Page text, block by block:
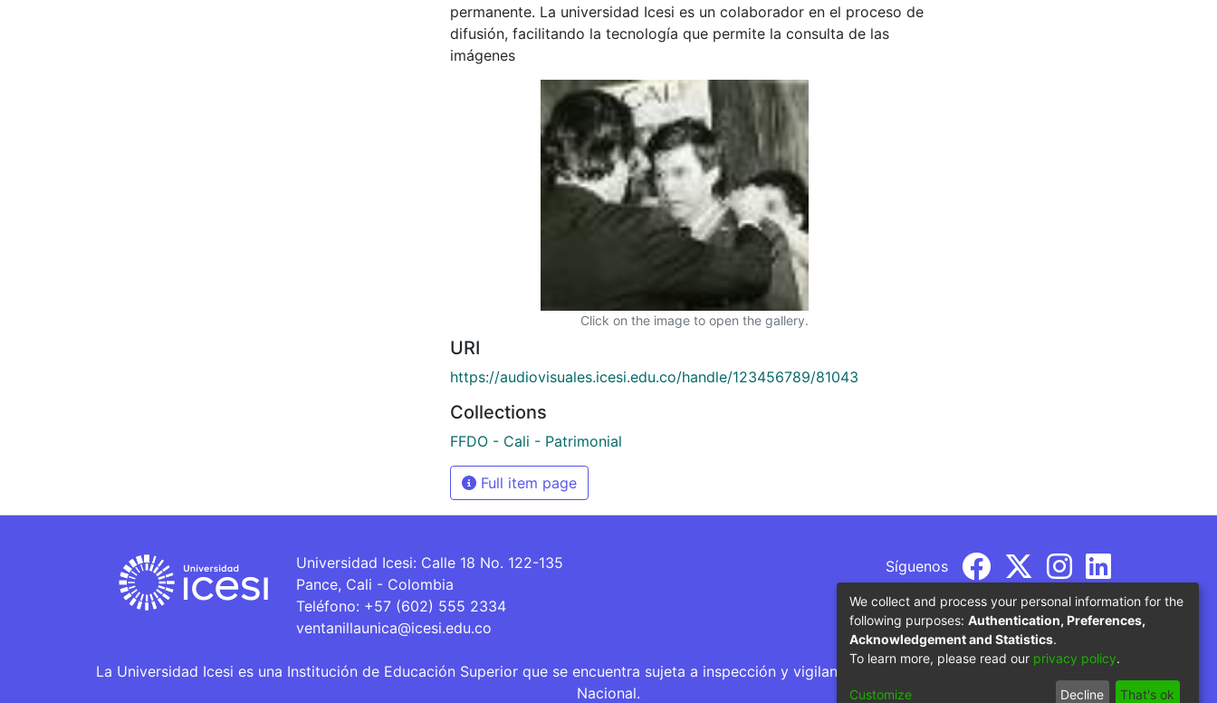
permanente. La universidad Icesi es un colaborador en el proceso de
difusión, facilitando la tecnología que permite la consulta de las
imágenes
Click on the image to open the gallery.
URI
https://audiovisuales.icesi.edu.co/handle/123456789/81043
Collections
FFDO - Cali - Patrimonial
Full item page
Universidad Icesi: Calle 18 No. 122-135
Pance, Cali - Colombia
Teléfono: +57 (602) 555 2334
ventanillaunica@icesi.edu.co
Síguenos
La Universidad Icesi es una Institución de Educación Superior que se encuentra sujeta a inspección y vigilancia por parte del Ministerio de Educación
Nacional.
We collect and process your personal information for the
following purposes: Authentication, Preferences,
Acknowledgement and Statistics.
To learn more, please read our privacy policy.
Customize Decline That's ok